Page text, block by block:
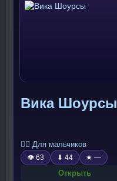
Вика Шоурсы
🧍‍♂️ Для мальчиков
👁 63 ⬇ 44 ★ —
Открыть